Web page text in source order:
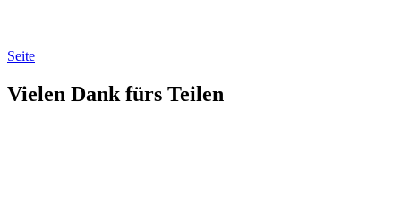
Seite
Vielen Dank fürs Teilen